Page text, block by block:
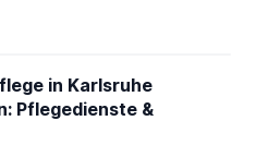
in Karlsruhe
Pflegedienste &